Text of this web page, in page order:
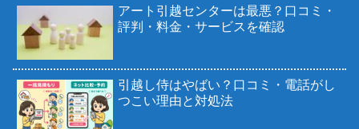
アート引越センターは最悪？口コミ・
評判・料金・サービスを確認
引越し侍はやばい？口コミ・電話がし
つこい理由と対処法